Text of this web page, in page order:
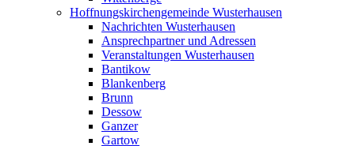
Hoffnungskirchengemeinde Wusterhausen
Nachrichten Wusterhausen
Ansprechpartner und Adressen
Veranstaltungen Wusterhausen
Bantikow
Blankenberg
Brunn
Dessow
Ganzer
Gartow